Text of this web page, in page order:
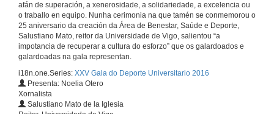
afán de superación, a xenerosidade, a solidariedade, a excelencia ou
o traballo en equipo. Nunha cerimonia na que tamén se conmemorou o
25 aniversario da creación da Área de Benestar, Saúde e Deporte,
Salustiano Mato, reitor da Universidade de Vigo, salientou “a
impotancia de recuperar a cultura do esforzo” que os galardoados e
galardoadas na gala representan.
i18n.one.Series: XXV Gala do Deporte Universitario 2016
Presenta: Noelia Otero
Xornalista
Salustiano Mato de la Iglesia
17 de nov. de 2016
Primeros anos do servizo de deportes da Universidade de Vigo (Parte 2)
Entrevistas en vídeo
17 de nov. de 2016
Mencións especiais